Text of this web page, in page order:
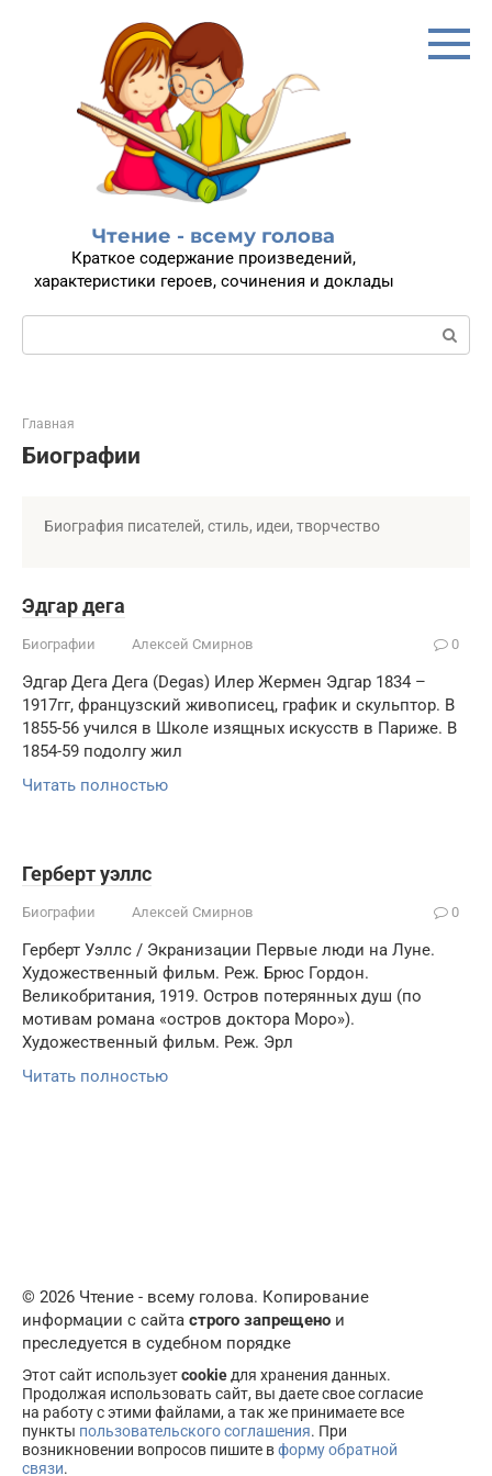
Чтение - всему голова
Краткое содержание произведений,
характеристики героев, сочинения и доклады
Поиск:
Главная
Биографии
Биография писателей, стиль, идеи, творчество
Эдгар дега
Биографии Алексей Смирнов 0
Эдгар Дега Дега (Degas) Илер Жермен Эдгар 1834 –
1917гг, французский живописец, график и скульптор. В
1855-56 учился в Школе изящных искусств в Париже. В
1854-59 подолгу жил
Читать полностью
Герберт уэллс
Биографии Алексей Смирнов 0
Герберт Уэллс / Экранизации Первые люди на Луне.
Художественный фильм. Реж. Брюс Гордон.
Великобритания, 1919. Остров потерянных душ (по
мотивам романа «остров доктора Моро»).
Художественный фильм. Реж. Эрл
Читать полностью
© 2026 Чтение - всему голова. Копирование
информации с сайта строго запрещено и
преследуется в судебном порядке
Этот сайт используетcookie для хранения данных.
Продолжая использовать сайт, вы даете свое согласие
на работу с этими файлами, а так же принимаете все
пункты пользовательского соглашения. При
возникновении вопросов пишите вформу обратной
связи.